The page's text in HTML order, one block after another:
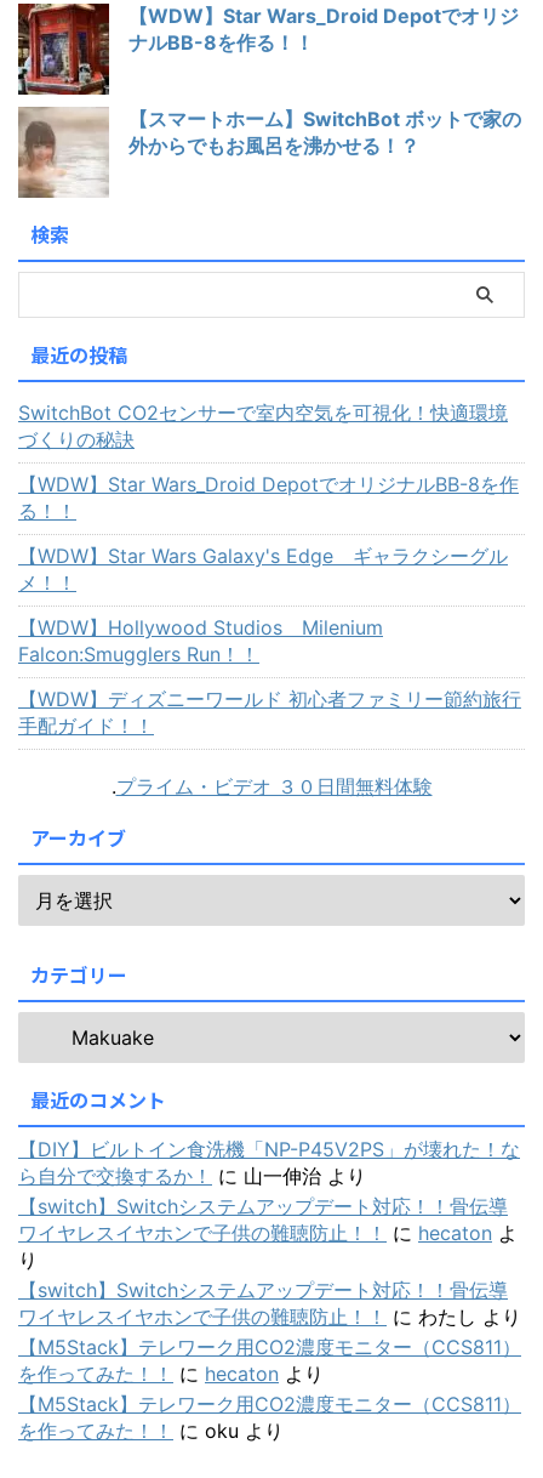
【WDW】Star Wars_Droid Depotでオリジ
ナルBB-8を作る！！
【スマートホーム】SwitchBot ボットで家の
外からでもお風呂を沸かせる！？
検索
最近の投稿
SwitchBot CO2センサーで室内空気を可視化！快適環境
づくりの秘訣
【WDW】Star Wars_Droid DepotでオリジナルBB-8を作
る！！
【WDW】Star Wars Galaxy's Edge ギャラクシーグル
メ！！
【WDW】Hollywood Studios Milenium
Falcon:Smugglers Run！！
【WDW】ディズニーワールド 初心者ファミリー節約旅行
手配ガイド！！
.プライム・ビデオ ３０日間無料体験
アーカイブ
カテゴリー
最近のコメント
【DIY】ビルトイン食洗機「NP-P45V2PS」が壊れた！な
ら自分で交換するか！
に 山一伸治 より
【switch】Switchシステムアップデート対応！！骨伝導
ワイヤレスイヤホンで子供の難聴防止！！
に hecaton よ
り
【switch】Switchシステムアップデート対応！！骨伝導
ワイヤレスイヤホンで子供の難聴防止！！
に わたし より
【M5Stack】テレワーク用CO2濃度モニター（CCS811）
を作ってみた！！
に hecaton より
【M5Stack】テレワーク用CO2濃度モニター（CCS811）
を作ってみた！！
に oku より